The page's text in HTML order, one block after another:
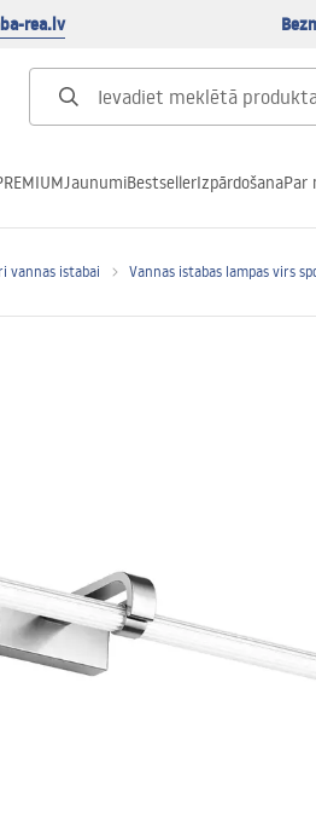
rea.lv
JaunumiBestsellerIzpārdošanaPar
vannas istabai Vannas istabas lampas virs